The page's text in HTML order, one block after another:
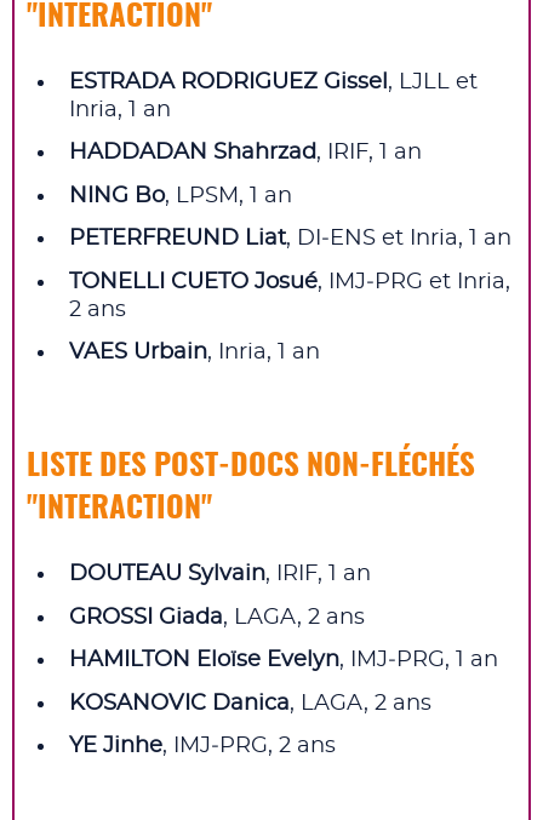
"INTERACTION"
ESTRADA RODRIGUEZ Gissel , LJLL et
Inria, 1 an
HADDADAN Shahrzad, IRIF, 1 an
NING Bo, LPSM, 1 an
PETERFREUND Liat, DI‑ENS et Inria, 1 an
TONELLI CUETO Josué, IMJ‑PRG et Inria,
2 ans
VAES Urbain, Inria, 1 an
LISTE DES POST‑DOCS NON‑FLÉCHÉS
"INTERACTION"
DOUTEAU Sylvain, IRIF, 1 an
GROSSI Giada, LAGA, 2 ans
HAMILTON Eloïse Evelyn, IMJ‑PRG, 1 an
KOSANOVIC Danica, LAGA, 2 ans
YE Jinhe, IMJ‑PRG, 2 ans